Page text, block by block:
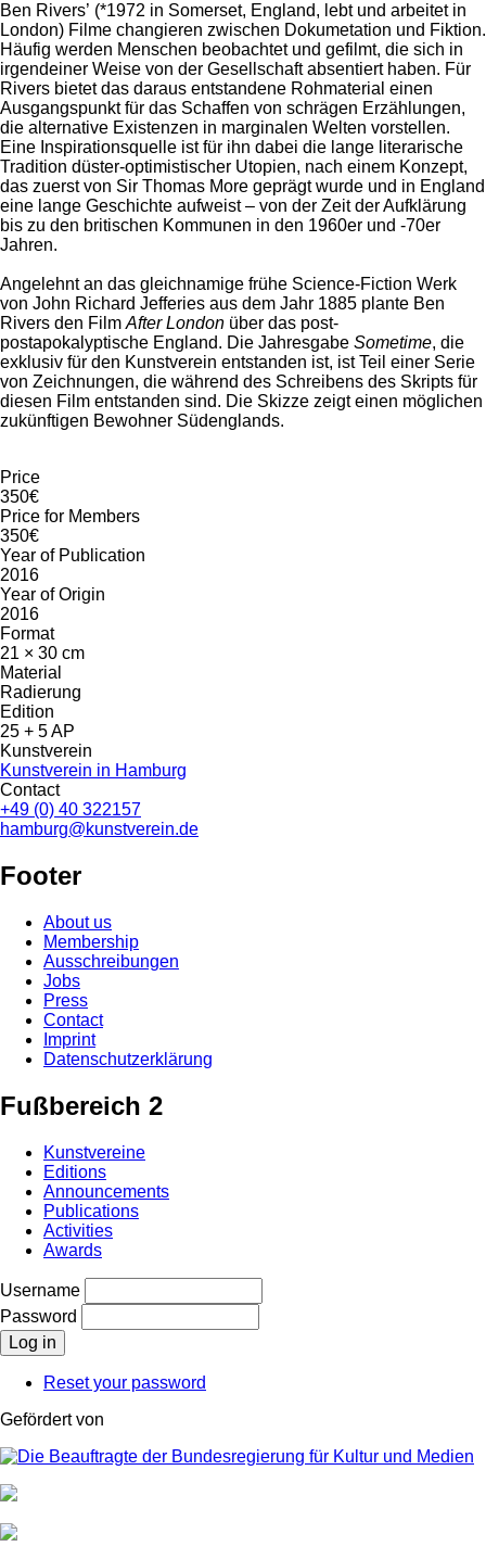
Ben Rivers’ (*1972 in Somerset, England, lebt und arbeitet in
London) Filme changieren zwischen Dokumetation und Fiktion.
Häufig werden Menschen beobachtet und gefilmt, die sich in
irgendeiner Weise von der Gesellschaft absentiert haben. Für
Rivers bietet das daraus entstandene Rohmaterial einen
Ausgangspunkt für das Schaffen von schrägen Erzählungen,
die alternative Existenzen in marginalen Welten vorstellen.
Eine Inspirationsquelle ist für ihn dabei die lange literarische
Tradition düster-optimistischer Utopien, nach einem Konzept,
das zuerst von Sir Thomas More geprägt wurde und in England
eine lange Geschichte aufweist – von der Zeit der Aufklärung
bis zu den britischen Kommunen in den 1960er und -70er
Jahren.
Angelehnt an das gleichnamige frühe Science-Fiction Werk
von John Richard Jefferies aus dem Jahr 1885 plante Ben
Rivers den Film After London über das post-
postapokalyptische England. Die Jahresgabe Sometime, die
exklusiv für den Kunstverein entstanden ist, ist Teil einer Serie
von Zeichnungen, die während des Schreibens des Skripts für
diesen Film entstanden sind. Die Skizze zeigt einen möglichen
zukünftigen Bewohner Südenglands.
Price
350€
Price for Members
350€
Year of Publication
2016
Year of Origin
2016
Format
21 × 30 cm
Material
Radierung
Edition
25 + 5 AP
Kunstverein
Kunstverein in Hamburg
Contact
+49 (0) 40 322157
hamburg@kunstverein.de
Footer
About us
Membership
Ausschreibungen
Jobs
Press
Contact
Imprint
Datenschutzerklärung
Fußbereich 2
Kunstvereine
Editions
Announcements
Publications
Activities
Awards
Username
Password
Reset your password
Gefördert von